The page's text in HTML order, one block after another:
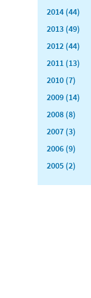
2014 (44)
2013 (49)
2012 (44)
2011 (13)
2010 (7)
2009 (14)
2008 (8)
2007 (3)
2006 (9)
2005 (2)